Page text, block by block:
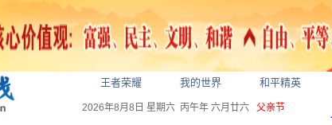
王者荣耀 我的世界 和平精英
2026年8月8日 星期六 丙午年 六月廿六 父亲节